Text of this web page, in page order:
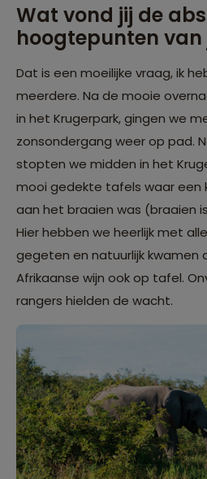
Wat vond jij de
hoogtepunten van
Dat is een moeilijke vraag, ik
meerdere. Na de mooie
in het Krugerpark, gingen we
zonsondergang weer op pad.
stopten we midden in het
mooi gedekte tafels waar een
aan het braaien was (braaien
Hier hebben we heerlijk met
gegeten en natuurlijk kwamen
Afrikaanse wijn ook op tafel.
rangers hielden de wacht.